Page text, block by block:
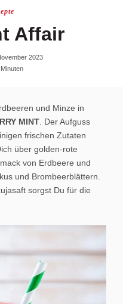
Affair
2023
und Minze in
MINT. Der Aufguss
frischen Zutaten
über golden-rote
von Erdbeere und
und Brombeerblättern.
sorgst Du für die